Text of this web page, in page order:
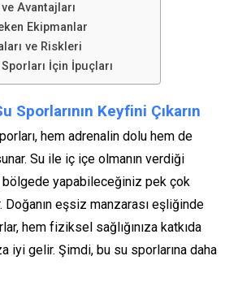
Avantajları
Ekipmanlar
ve Riskleri
İçin İpuçları
Sporlarının Keyfini Çıkarın
hem adrenalin dolu hem de
Su ile iç içe olmanın verdiği
yapabileceğiniz pek çok
Doğanın eşsiz manzarası eşliğinde
hem fiziksel sağlığınıza katkıda
iyi gelir. Şimdi, bu su sporlarına daha